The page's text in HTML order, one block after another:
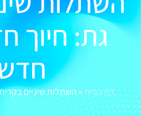
גת: חיוך
דף הבית»השתלות שיניים